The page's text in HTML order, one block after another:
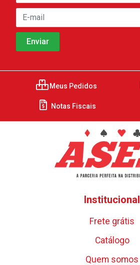
Meus Pedidos
Notas Fiscais
Institucional
Frete grátis
Catálogo
Quem somos